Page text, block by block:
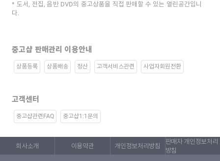
도서, 전집, 음반 DVD의 중고상품을 직접 판매할 수 있는 열린공간입니
다.
중고샵 판매관리 이용안내
상품등록 상품배송 정산 고객서비스관련 사업자회원전환
고객센터
중고샵관련FAQ 중고샵1:1문의
회사소개 이용약관 개인정보처리방침
판매자 개인정보처리
방침